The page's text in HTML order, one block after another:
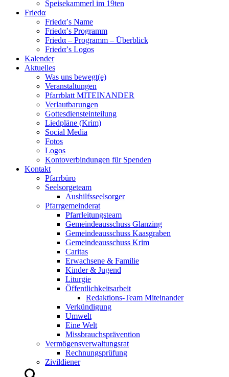
Speisekammerl im 19ten
Friedα
Friedα’s Name
Friedα’s Programm
Friedα – Programm – Überblick
Friedα’s Logos
Kalender
Aktuelles
Was uns bewegt(e)
Veranstaltungen
Pfarrblatt MITEINANDER
Verlautbarungen
Gottesdiensteinteilung
Liedpläne (Krim)
Social Media
Fotos
Logos
Kontoverbindungen für Spenden
Kontakt
Pfarrbüro
Seelsorgeteam
Aushilfsseelsorger
Pfarrgemeinderat
Pfarrleitungsteam
Gemeindeausschuss Glanzing
Gemeindeausschuss Kaasgraben
Gemeindeausschuss Krim
Caritas
Erwachsene & Familie
Kinder & Jugend
Liturgie
Öffentlichkeitsarbeit
Redaktions-Team Miteinander
Verkündigung
Umwelt
Eine Welt
Missbrauchsprävention
Vermögensverwaltungsrat
Rechnungsprüfung
Zivildiener